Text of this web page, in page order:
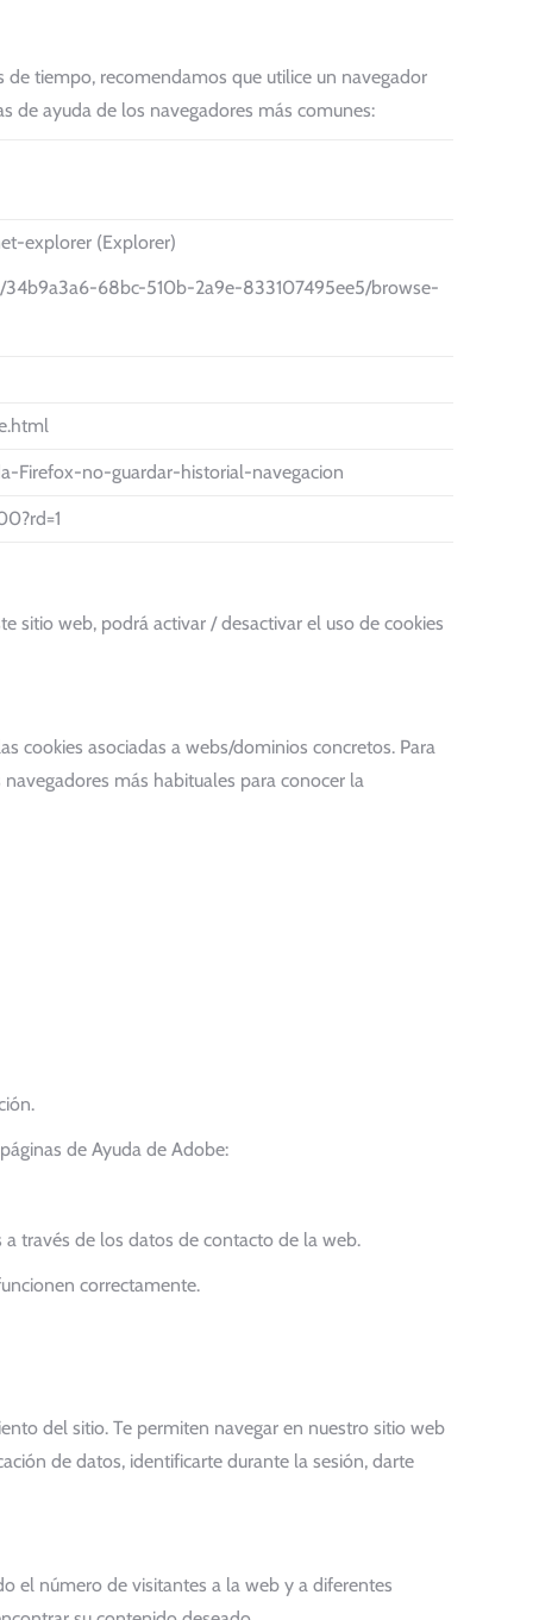
tiempo, recomendamos que utilice un navegador
de ayuda de los navegadores más comunes:
explorer (Explorer)
68bc-510b-2a9e-833107495ee5/browse-
Firefox-no-guardar-historial-navegacion
sitio web, podrá activar / desactivar el uso de cookies
cookies asociadas a webs/dominios concretos. Para
más habituales para conocer la
de Ayuda de Adobe:
través de los datos de contacto de la web.
correctamente.
del sitio. Te permiten navegar en nuestro sitio web
de datos, identificarte durante la sesión, darte
el número de visitantes a la web y a diferentes